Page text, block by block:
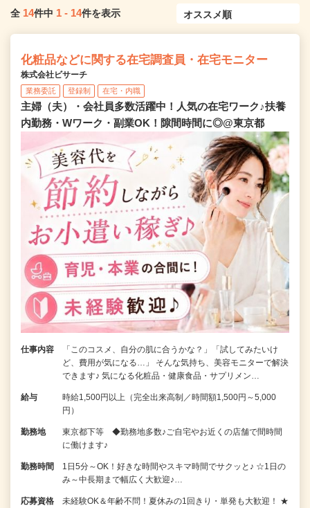
全 14件中 1 - 14件を表示
化粧品などに関する在宅調査員・在宅モニター
株式会社ビサーチ
業務委託 登録制 在宅・内職
主婦（夫）・会社員多数活躍中！人気の在宅ワーク♪扶養
内勤務・Wワーク・副業OK！隙間時間に◎@東京都
仕事内容
「このコスメ、自分の肌に合うかな？」「試してみたいけ
ど、費用が気になる…」 そんな気持ち、美容モニターで解決
できます♪ 気になる化粧品・健康食品・サプリメン…
給与
時給1,500円以上（完全出来高制／時間額1,500円～5,000
円）
勤務地
東京都下等 ◆勤務地多数♪ご自宅やお近くの店舗で間時間
に働けます♪
勤務時間
1日5分～OK！好きな時間やスキマ時間でサクッと♪ ☆1日の
み～中長期まで幅広く大歓迎♪…
応募資格
未経験OK＆年齢不問！夏休みの1回きり・単発も大歓迎！ ★